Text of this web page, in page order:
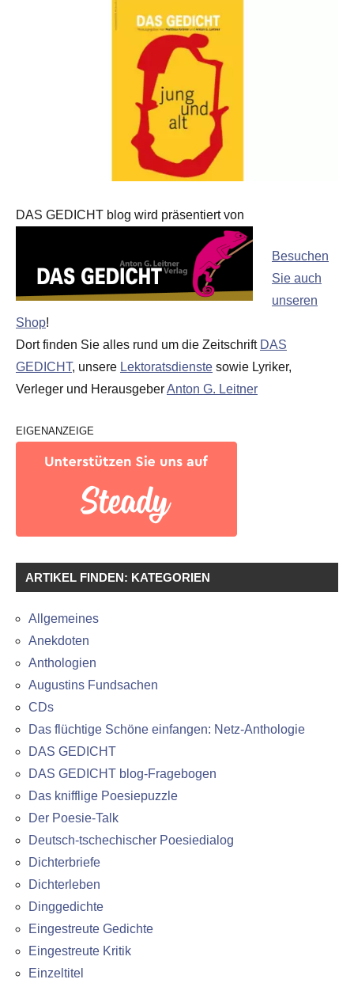
DAS GEDICHT blog wird präsentiert von
Besuchen
Sie auch
unseren
Shop!
Dort finden Sie alles rund um die Zeitschrift DAS
GEDICHT, unsere Lektoratsdienste sowie Lyriker,
Verleger und HerausgeberAnton G. Leitner
EIGENANZEIGE
ARTIKEL FINDEN: KATEGORIEN
Allgemeines
Anekdoten
Anthologien
Augustins Fundsachen
CDs
Das flüchtige Schöne einfangen: Netz-Anthologie
DAS GEDICHT
DAS GEDICHT blog-Fragebogen
Das knifflige Poesiepuzzle
Der Poesie-Talk
Deutsch-tschechischer Poesiedialog
Dichterbriefe
Dichterleben
Dinggedichte
Eingestreute Gedichte
Eingestreute Kritik
Einzeltitel